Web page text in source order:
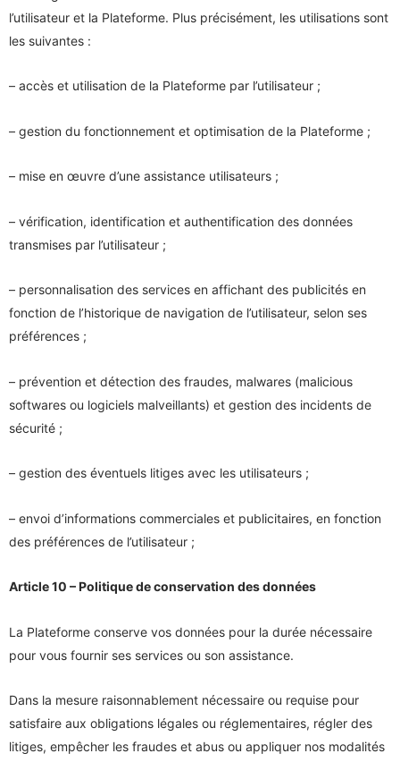
l’utilisateur et la Plateforme. Plus précisément, les utilisations sont
les suivantes :
– accès et utilisation de la Plateforme par l’utilisateur ;
– gestion du fonctionnement et optimisation de la Plateforme ;
– mise en œuvre d’une assistance utilisateurs ;
– vérification, identification et authentification des données
transmises par l’utilisateur ;
– personnalisation des services en affichant des publicités en
fonction de l’historique de navigation de l’utilisateur, selon ses
préférences ;
– prévention et détection des fraudes, malwares (malicious
softwares ou logiciels malveillants) et gestion des incidents de
sécurité ;
– gestion des éventuels litiges avec les utilisateurs ;
– envoi d’informations commerciales et publicitaires, en fonction
des préférences de l’utilisateur ;
Article 10 – Politique de conservation des données
La Plateforme conserve vos données pour la durée nécessaire
pour vous fournir ses services ou son assistance.
Dans la mesure raisonnablement nécessaire ou requise pour
satisfaire aux obligations légales ou réglementaires, régler des
litiges, empêcher les fraudes et abus ou appliquer nos modalités